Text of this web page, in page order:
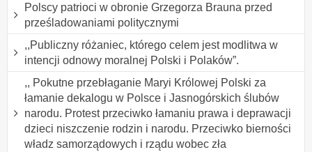
Polscy patrioci w obronie Grzegorza Brauna przed
prześladowaniami politycznymi
,,Publiczny różaniec, którego celem jest modlitwa w
intencji odnowy moralnej Polski i Polaków”.
,, Pokutne przebłaganie Maryi Królowej Polski za
łamanie dekalogu w Polsce i Jasnogórskich ślubów
narodu. Protest przeciwko łamaniu prawa i deprawacji
dzieci niszczenie rodzin i narodu. Przeciwko bierności
władz samorządowych i rządu wobec zła